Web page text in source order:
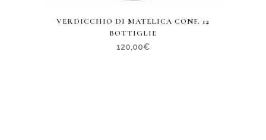
VERDICCHIO DI MATELICA CONF. 12
BOTTIGLIE
120,00€